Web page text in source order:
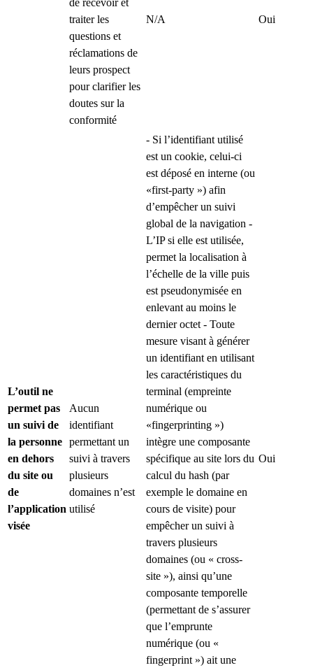
de recevoir et
traiter les
questions et
réclamations de
leurs prospect
pour clarifier les
doutes sur la
conformité
N/A Oui
L’outil ne
permet pas
un suivi de
la personne
en dehors
du site ou
de
l’application
visée
Aucun
identifiant
permettant un
suivi à travers
plusieurs
domaines n’est
utilisé
- Si l’identifiant utilisé
est un cookie, celui-ci
est déposé en interne (ou
«first-party ») afin
d’empêcher un suivi
global de la navigation -
L’IP si elle est utilisée,
permet la localisation à
l’échelle de la ville puis
est pseudonymisée en
enlevant au moins le
dernier octet - Toute
mesure visant à générer
un identifiant en utilisant
les caractéristiques du
terminal (empreinte
numérique ou
«fingerprinting »)
intègre une composante
spécifique au site lors du
calcul du hash (par
exemple le domaine en
cours de visite) pour
empêcher un suivi à
travers plusieurs
domaines (ou « cross-
site »), ainsi qu’une
composante temporelle
(permettant de s’assurer
que l’emprunte
numérique (ou «
fingerprint ») ait une
Oui